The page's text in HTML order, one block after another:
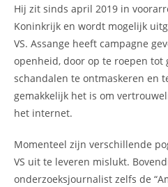
Hij zit sinds april 2019 in
Koninkrijk en wordt mogelijk
VS. Assange heeft campagne
openheid, door op te roepen tot
schandalen te ontmaskeren en
gemakkelijk het is om
het internet.
Momenteel zijn verschillende
VS uit te leveren mislukt.
onderzoeksjournalist zelfs de